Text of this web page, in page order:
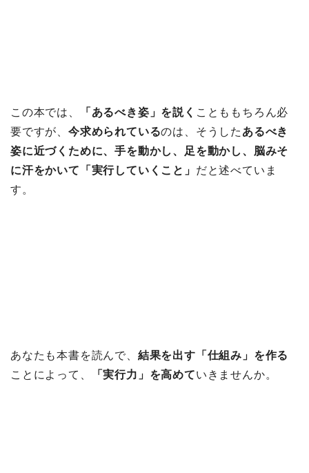
この本では、 「あるべき姿」を説く ことももちろん必
要ですが、 今求められているのは、そうした あるべき
姿に近づくために、手を動かし、足を動かし、脳みそ
に汗をかいて「実行していくこと」 だと述べていま
す。
あなたも本書を読んで、 結果を出す「仕組み」を作る
ことによって、
「実行力」を高めていきませんか。